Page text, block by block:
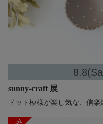
sunny-craft 展
ドット模様が楽し気な、信楽